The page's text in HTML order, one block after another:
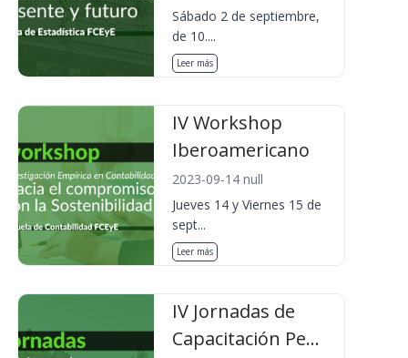
Sábado 2 de septiembre,
de 10....
Leer más
IV Workshop
Iberoamericano
2023-09-14 null
Jueves 14 y Viernes 15 de
sept...
Leer más
IV Jornadas de
Capacitación Pe...